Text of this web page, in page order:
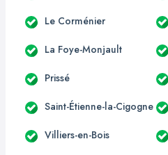
Le Corménier
La Foye-Monjault
Prissé
Saint-Étienne-la-Cigogne
Villiers-en-Bois